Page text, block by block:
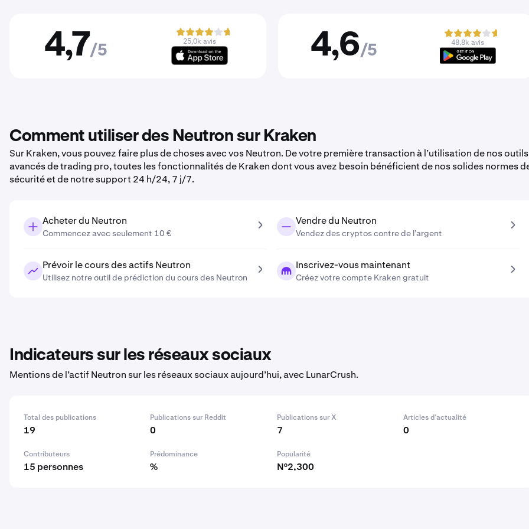
4,7/5
25,0k avis 4,6/5
48,8k avis
Comment utiliser des Neutron sur Kraken
Sur Kraken, vous pouvez faire plus de choses avec vos Neutron. De votre première transaction à l’utilisation de nos outils
avancés de trading pro, toutes les fonctionnalités de Kraken dont vous avez besoin bénéficient de nos solides normes
sécurité et de notre support 24 h/24, 7 j/7.
Acheter du Neutron
Commencez avec seulement 10 €
Vendre du Neutron
Vendez des cryptos contre de l’argent
Prévoir le cours des actifs Neutron
Utilisez notre outil de prédiction du cours des Neutron
Inscrivez-vous maintenant
Créez votre compte Kraken gratuit
Indicateurs sur les réseaux sociaux
Mentions de l’actif Neutron sur les réseaux sociaux aujourd’hui, avec LunarCrush.
Total des publications
19
Publications sur Reddit
0
Publications sur X
7
Articles d’actualité
0
Contributeurs
15 personnes
Prédominance
%
Popularité
N°2,300